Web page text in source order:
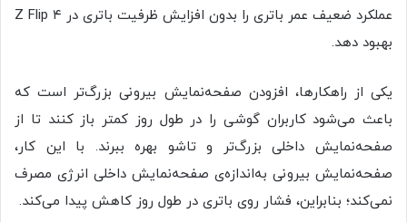
عملکرد ضعیف عمر باتری را بدون افزایش ظرفیت باتری در Z Flip ۴
بهبود دهد.
یکی از راهکارها، افزودن صفحه‌نمایش بیرونی بزرگ‌تر است که
باعث می‌شود کاربران گوشی را در طول روز کمتر باز کنند تا از
صفحه‌نمایش داخلی بزرگ‌تر و تاشو بهره ببرند. با این کار،
صفحه‌نمایش بیرونی به‌اندازه‌ی صفحه‌نمایش داخلی انرژی مصرف
نمی‌کند؛ بنابراین، فشار روی باتری در طول روز کاهش پیدا می‌کند.